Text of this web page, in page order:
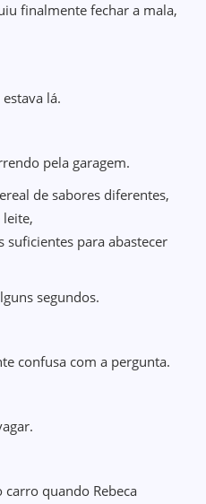
finalmente fechar a mala,
lá.
pela garagem.
de sabores diferentes,
suficientes para abastecer
segundos.
confusa com a pergunta.
carro quando Rebeca